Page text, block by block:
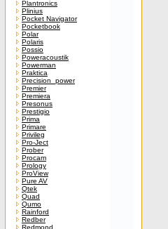
Plantronics
Plinius
Pocket Navigator
Pocketbook
Polar
Polaris
Possio
Poweracoustik
Powerman
Praktica
Precision_power
Premier
Premiera
Presonus
Prestigio
Prima
Primare
Privileg
Pro-Ject
Prober
Procam
Prology
ProView
Pure AV
Qtek
Quad
Qumo
Rainford
Redber
Redmond